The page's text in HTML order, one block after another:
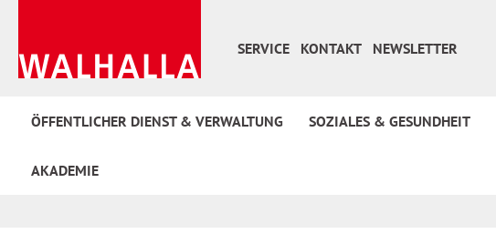
SERVICE
KONTAKT NEWSLETTER
ÖFFENTLICHER DIENST & VERWALTUNG SOZIALES & GESUNDHEIT
AKADEMIE